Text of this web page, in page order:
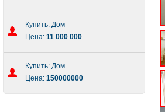
Купить: Дом
Цена: 11 000 000
Купить: Дом
Цена: 150000000